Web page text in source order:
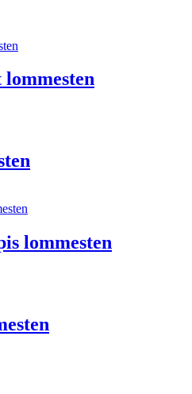
lommesten
lommesten